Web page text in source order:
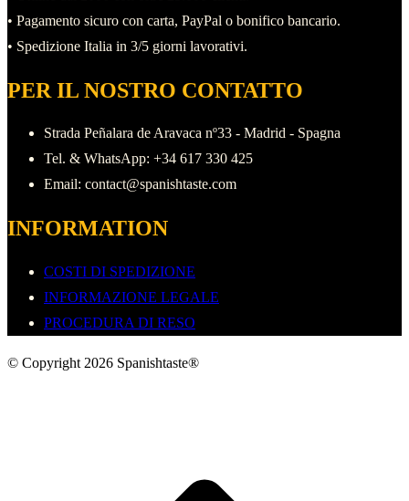
• Pagamento sicuro con carta, PayPal o bonifico bancario.
• Spedizione Italia in 3/5 giorni lavorativi.
PER IL NOSTRO CONTATTO
Strada Peñalara de Aravaca nº33 - Madrid - Spagna
Tel. & WhatsApp: +34 617 330 425
Email: contact@spanishtaste.com
INFORMATION
COSTI DI SPEDIZIONE
INFORMAZIONE LEGALE
PROCEDURA DI RESO
© Copyright 2026 Spanishtaste®